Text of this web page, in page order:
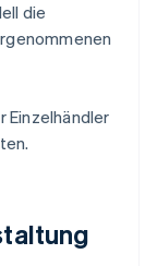
die
Einzelhändler